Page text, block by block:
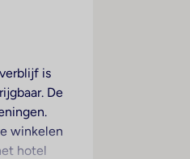
is
De
winkelen
hotel